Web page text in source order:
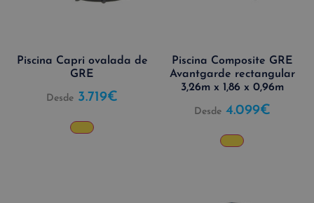
Piscina Capri ovalada de
GRE
Desde 3.719€
Piscina Composite GRE
Avantgarde rectangular
3,26m x 1,86 x 0,96m
Desde 4.099€